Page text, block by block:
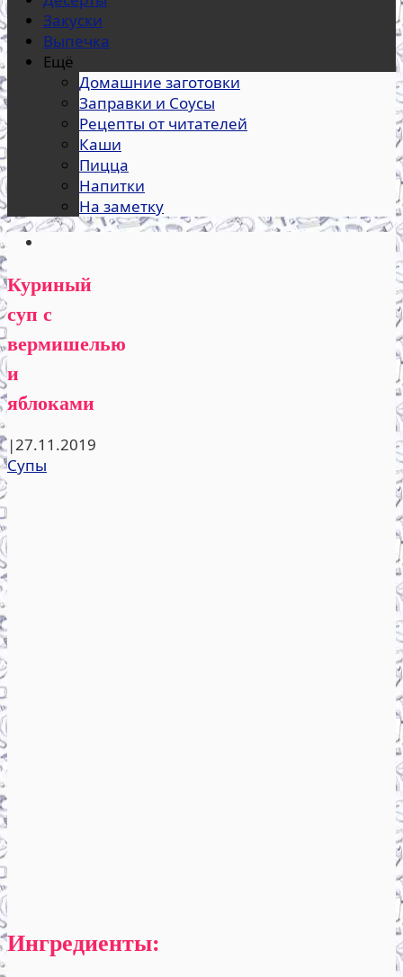
Закуски
Выпечка
Ещё
Домашние заготовки
Заправки и Соусы
Рецепты от читателей
Каши
Пицца
Напитки
На заметку
Куриный
суп с
вермишелью
и
яблоками
|27.11.2019
Супы
Ингредиенты: